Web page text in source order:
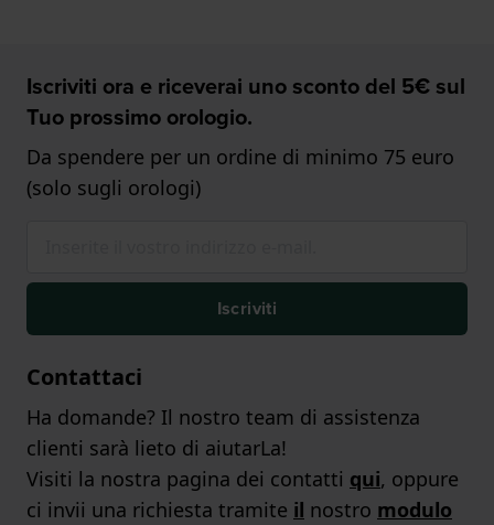
Iscriviti ora e riceverai uno sconto del 5€ sul
Tuo prossimo orologio.
Da spendere per un ordine di minimo 75 euro
(solo sugli orologi)
Iscriviti
Contattaci
Ha domande? Il nostro team di assistenza
clienti sarà lieto di aiutarLa!
Visiti la nostra pagina dei contatti qui, oppure
ci invii una richiesta tramite il nostro modulo